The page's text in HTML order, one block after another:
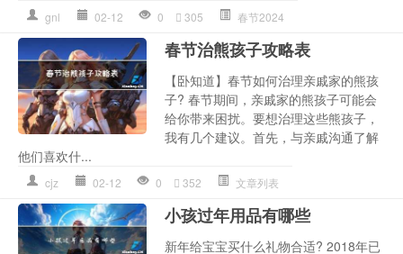
gnl 02-12 0 305 春节2024
春节治熊孩子攻略表
【卧知道】春节如何治理亲戚家的熊孩
子? 春节期间，亲戚家的熊孩子可能会
给你带来困扰。要想治理这些熊孩子，
我有几个建议。首先，与亲戚沟通了解
他们喜欢什...
cjz 02-12 0 352 文章列表
小孩过年用品有哪些
新年给宝宝买什么礼物合适? 2018年已